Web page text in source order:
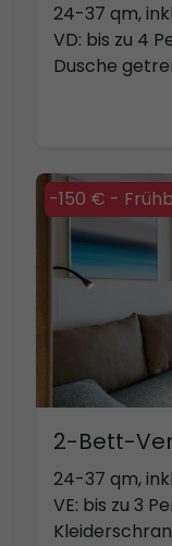
24-37 qm,
VD: bis zu 4
Dusche
-150 € -
2-Bett-
24-37 qm,
VE: bis zu 3